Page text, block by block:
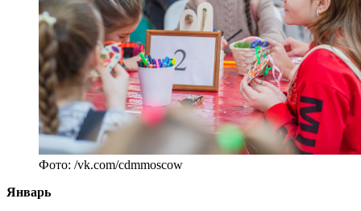
Фото: /vk.com/cdmmoscow
Январь